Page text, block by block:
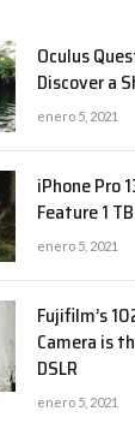
Oculus
Discover a
enero 5, 2021
iPhone Pro
Feature 1
enero 5, 2021
Fujifilm’s
Camera is
DSLR
enero 5, 2021